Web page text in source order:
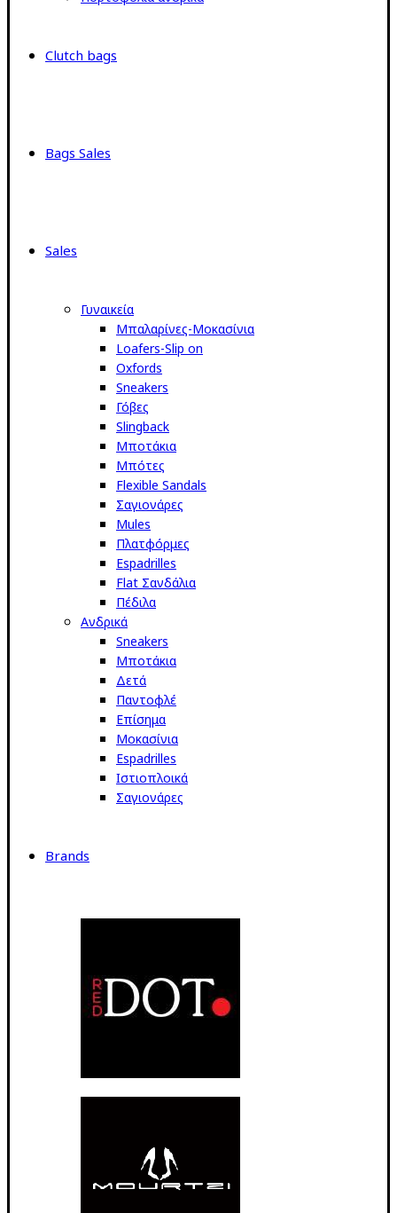
Clutch bags
Bags Sales
Sales
Γυναικεία
Μπαλαρίνες-Μοκασίνια
Loafers-Slip on
Oxfords
Sneakers
Γόβες
Slingback
Μποτάκια
Μπότες
Flexible Sandals
Σαγιονάρες
Mules
Πλατφόρμες
Espadrilles
Flat Σανδάλια
Πέδιλα
Ανδρικά
Sneakers
Μποτάκια
Δετά
Παντοφλέ
Επίσημα
Μοκασίνια
Espadrilles
Ιστιοπλοικά
Σαγιονάρες
Brands